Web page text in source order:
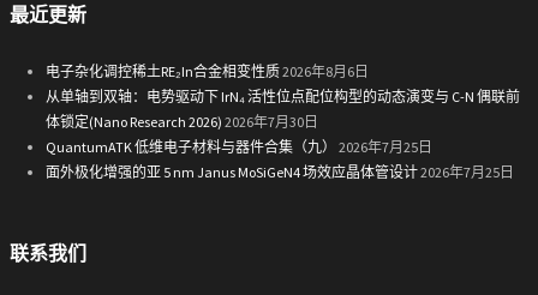
最近更新
电子杂化调控稀土RE₂In合金相变性质2026年8月6日
从单轴到双轴：电势驱动下 IrN₄ 活性位点配位构型的动态演变与 C-N 偶联前
体锁定(Nano Research 2026) 2026年7月30日
QuantumATK 低维电子材料与器件合集（九）
2026年7月25日
面外极化增强的亚 5 nm Janus MoSiGeN4 场效应晶体管设计2026年7月25日
联系我们